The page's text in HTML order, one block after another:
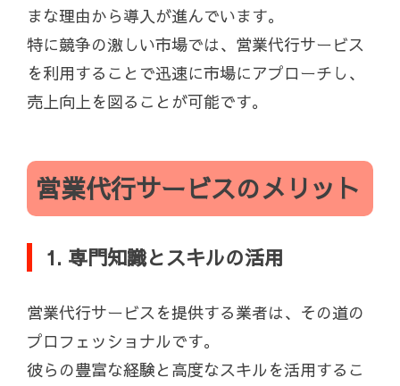
まな理由から導入が進んでいます。
特に競争の激しい市場では、営業代行サービス
を利用することで迅速に市場にアプローチし、
売上向上を図ることが可能です。
営業代行サービスのメリット
1. 専門知識とスキルの活用
営業代行サービスを提供する業者は、その道の
プロフェッショナルです。
彼らの豊富な経験と高度なスキルを活用するこ